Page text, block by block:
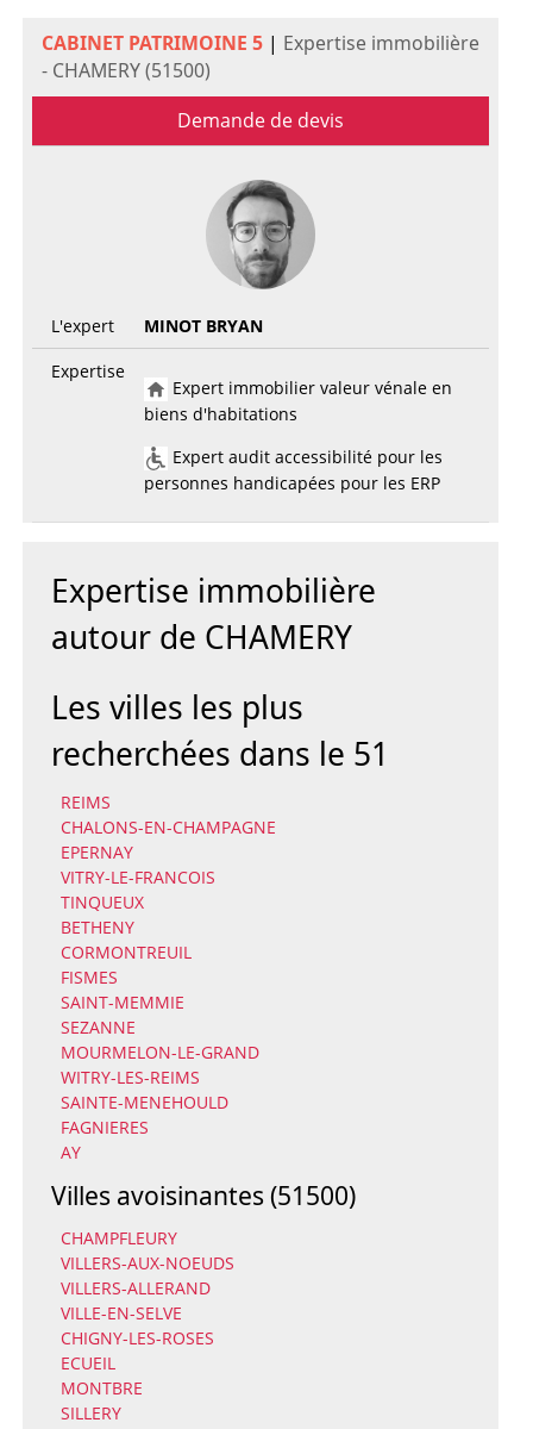
CABINET PATRIMOINE 5| Expertise immobilière
- CHAMERY (51500)
Demande de devis
L'expert
MINOT BRYAN
Expertise
Expert immobilier valeur vénale en
biens d'habitations
Expert audit accessibilité pour les
personnes handicapées pour les ERP
Expertise immobilière
autour de CHAMERY
Les villes les plus
recherchées dans le 51
REIMS
CHALONS-EN-CHAMPAGNE
EPERNAY
VITRY-LE-FRANCOIS
TINQUEUX
BETHENY
CORMONTREUIL
FISMES
SAINT-MEMMIE
SEZANNE
MOURMELON-LE-GRAND
WITRY-LES-REIMS
SAINTE-MENEHOULD
FAGNIERES
AY
Villes avoisinantes (51500)
CHAMPFLEURY
VILLERS-AUX-NOEUDS
VILLERS-ALLERAND
VILLE-EN-SELVE
CHIGNY-LES-ROSES
ECUEIL
MONTBRE
SILLERY